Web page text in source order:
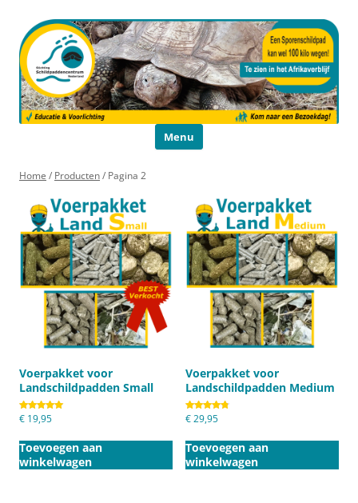
Menu
Home / Producten/ Pagina 2
Voerpakket voor
Landschildpadden Small
Gewaardeerd
5.00
€ 19,95
Toevoegen aan
winkelwagen
Voerpakket voor
Landschildpadden Medium
Gewaardeerd
4.80
€29,95
Toevoegen aan
winkelwagen